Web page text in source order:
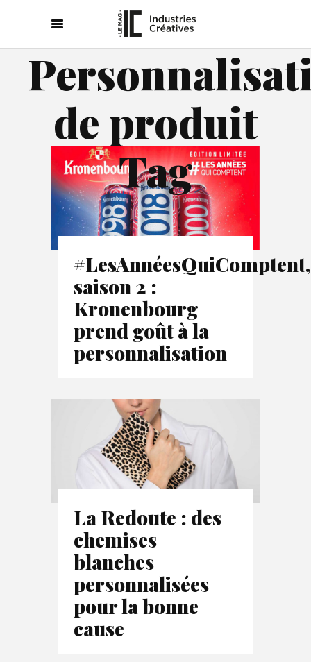
de produit
Tag
#LesAnnéesQuiComptent,
saison 2 :
Kronenbourg
prend goût à la
personnalisation
La Redoute : des
chemises
blanches
personnalisées
pour la bonne
cause